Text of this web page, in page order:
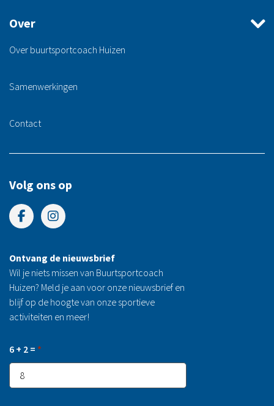
Over
Over buurtsportcoach Huizen
Samenwerkingen
Contact
Volg ons op
Ontvang de nieuwsbrief
Wil je niets missen van Buurtsportcoach
Huizen? Meld je aan voor onze nieuwsbrief en
blijf op de hoogte van onze sportieve
activiteiten en meer!
6 + 2 = *